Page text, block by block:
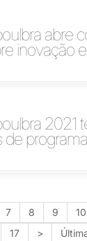
abre
inovação
2021
de
7 8 9 10
17 >